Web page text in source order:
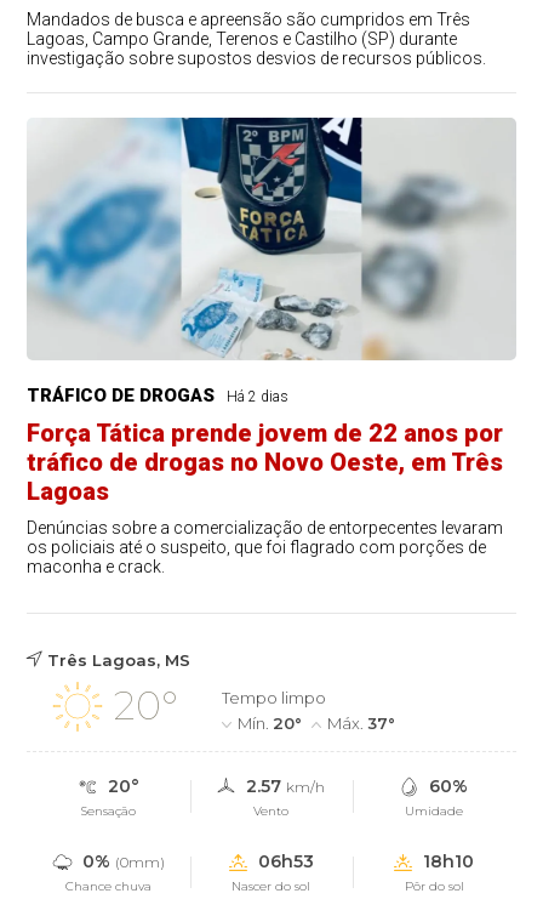
Mandados de busca e apreensão são cumpridos em Três
Lagoas, Campo Grande, Terenos e Castilho (SP) durante
investigação sobre supostos desvios de recursos públicos.
TRÁFICO DE DROGAS Há 2 dias
Força Tática prende jovem de 22 anos por
tráfico de drogas no Novo Oeste, em Três
Lagoas
Denúncias sobre a comercialização de entorpecentes levaram
os policiais até o suspeito, que foi flagrado com porções de
maconha e crack.
Três Lagoas, MS
20°
Tempo limpo
Mín. 20° Máx.37°
20°
Sensação
2.57 km/h
Vento
60%
Umidade
0% (0mm)
Chance chuva
06h53
Nascer do sol
18h10
Pôr do sol